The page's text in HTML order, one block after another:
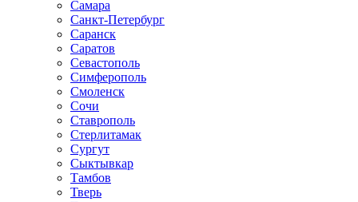
Самара
Санкт-Петербург
Саранск
Саратов
Севастополь
Симферополь
Смоленск
Сочи
Ставрополь
Стерлитамак
Сургут
Сыктывкар
Тамбов
Тверь